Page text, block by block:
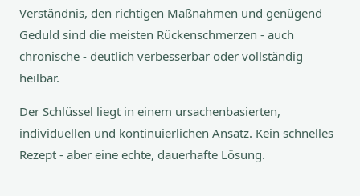
Verständnis, den richtigen Maßnahmen und genügend
Geduld sind die meisten Rückenschmerzen - auch
chronische - deutlich verbesserbar oder vollständig
heilbar.
Der Schlüssel liegt in einem ursachenbasierten,
individuellen und kontinuierlichen Ansatz. Kein schnelles
Rezept - aber eine echte, dauerhafte Lösung.